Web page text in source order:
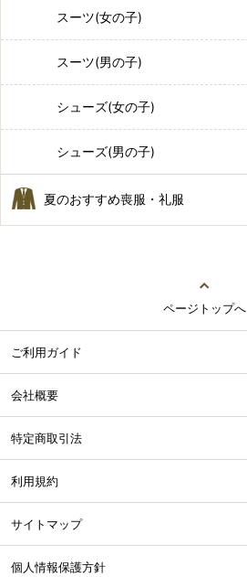
スーツ(女の子)
スーツ(男の子)
シューズ(女の子)
シューズ(男の子)
夏のおすすめ喪服・礼服
ページトップへ
ご利用ガイド
会社概要
特定商取引法
利用規約
サイトマップ
個人情報保護方針